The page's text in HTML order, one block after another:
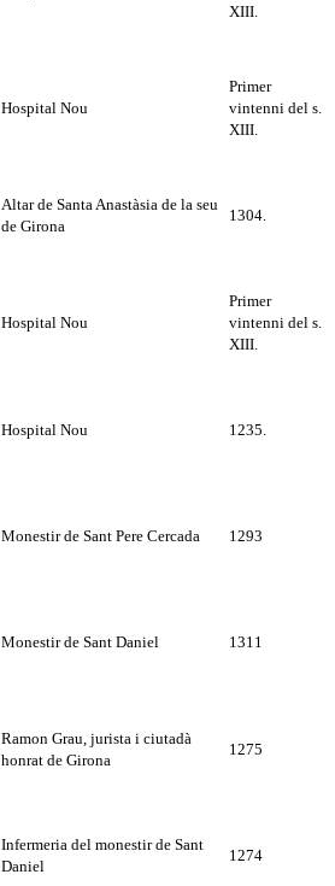
XIII.
Hospital Nou
Primer
vintenni del s.
XIII.
Altar de Santa Anastàsia de la seu
de Girona
1304.
Hospital Nou
Primer
vintenni del s.
XIII.
Hospital Nou 1235.
Monestir de Sant Pere Cercada 1293
Monestir de Sant Daniel 1311
Ramon Grau, jurista i ciutadà
honrat de Girona
1275
Infermeria del monestir de Sant
Daniel
1274